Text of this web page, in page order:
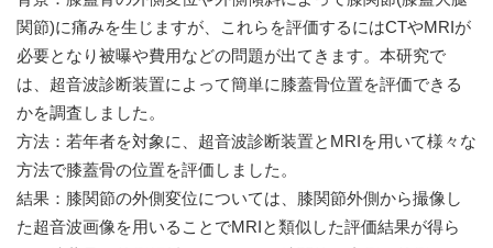
関節)に痛みを生じますが、これらを評価するにはCTやMRIが
必要となり被曝や費用などの問題が出てきます。本研究で
は、超音波診断装置によって簡単に膝蓋骨位置を評価できる
かを調査しました。
方法：若年者を対象に、超音波診断装置とMRIを用いて様々な
方法で膝蓋骨の位置を評価しました。
結果：膝関節の外側変位については、膝関節外側から撮像し
た超音波画像を用いることでMRIと類似した評価結果が得ら